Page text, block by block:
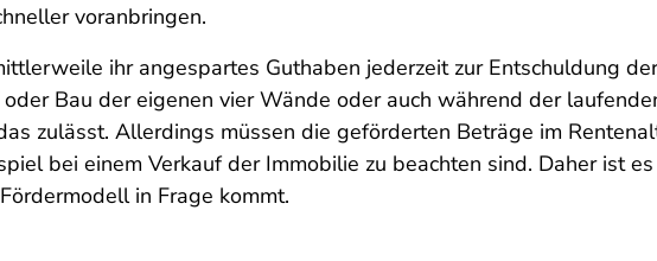
voranbringen.
ihr angespartes Guthaben jederzeit zur Entschuldung
Bau der eigenen vier Wände oder auch während der
zulässt. Allerdings müssen die geförderten Beträge im
bei einem Verkauf der Immobilie zu beachten sind. Daher ist
in Frage kommt.